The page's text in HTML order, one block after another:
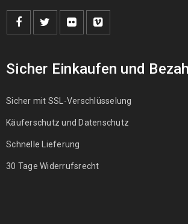
Sicher Einkaufen und
Sicher mit SSL-Verschlüsselung
Käuferschutz und Datenschutz
Schnelle Lieferung
30 Tage Widerrufsrecht